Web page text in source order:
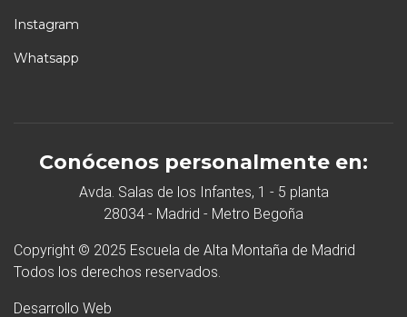
Instagram
Whatsapp
Conócenos personalmente en:
Avda. Salas de los Infantes, 1 - 5 planta
28034 - Madrid - Metro Begoña
Copyright © 2025 Escuela de Alta Montaña de Madrid
Todos los derechos reservados.
Desarrollo Web